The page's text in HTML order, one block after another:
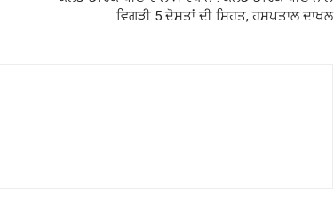
ਵਿਗੜੀ 5 ਦੋਸਤਾਂ ਦੀ ਸਿਹਤ, ਹਸਪਤਾਲ ਦਾਖਲ